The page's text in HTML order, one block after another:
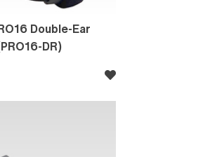
Double-Ear
DR)